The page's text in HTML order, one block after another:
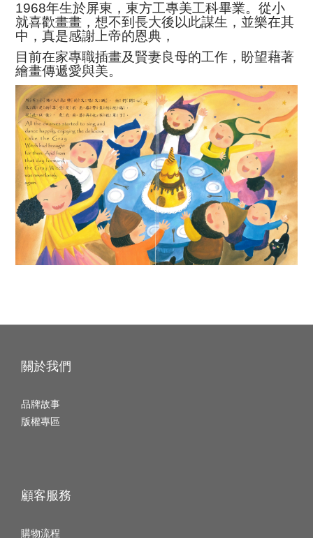
1968年生於屏東，東方工專美工科畢業。從小
就喜歡畫畫，想不到長大後以此謀生，並樂在其
中，真是感謝上帝的恩典，
目前在家專職插畫及賢妻良母的工作，盼望藉著
繪畫傳遞愛與美。
關於我們
品牌故事
版權專區
顧客服務
購物流程